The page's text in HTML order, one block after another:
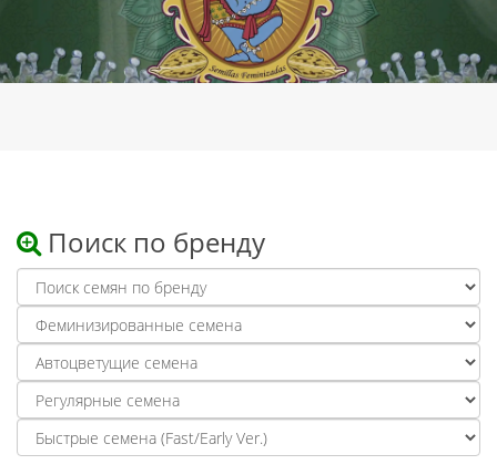
Поиск по бренду